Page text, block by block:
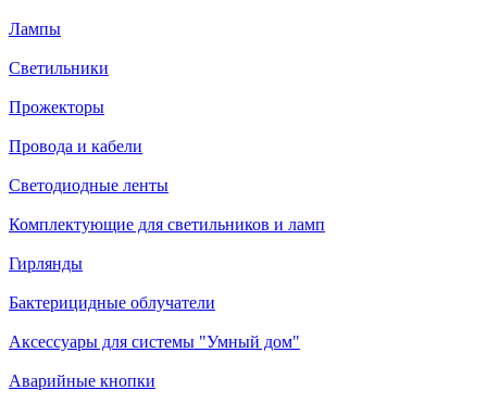
Лампы
Светильники
Прожекторы
Провода и кабели
Светодиодные ленты
Комплектующие для светильников и ламп
Гирлянды
Бактерицидные облучатели
Аксессуары для системы "Умный дом"
Аварийные кнопки